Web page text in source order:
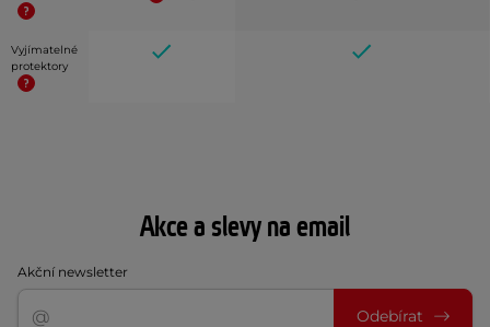
Vyjímatelné
protektory
Akce a slevy na email
Akční newsletter
Odebírat